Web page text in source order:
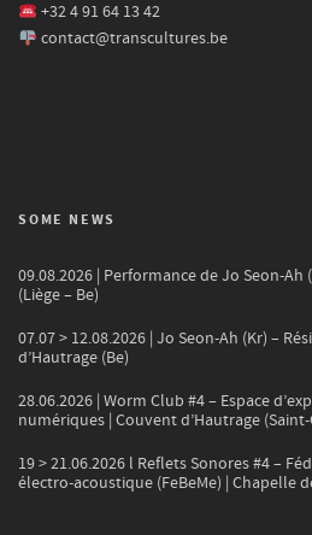
+32 4 91 64 13 42
contact@transcultures.be
SOME NEWS
09.08.2026 | Performance de Jo Seon-Ah
(Liège – Be)
07.07 > 12.08.2026 | Jo Seon-Ah (Kr) –
d’Hautrage (Be)
28.06.2026 | Worm Club #4 – Espace
numériques | Couvent d’Hautrage
19 > 21.06.2026 l Reflets Sonores #4 –
électro-acoustique (FeBeMe) | Chapelle